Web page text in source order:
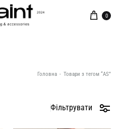
0
Головна - Товари з тегом “AS”
Фільтрувати